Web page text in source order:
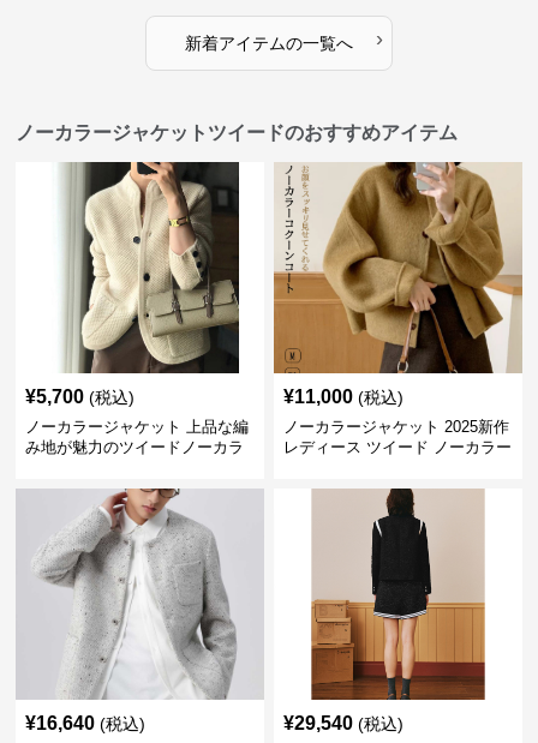
新着アイテムの一覧へ ›
ノーカラージャケットツイードのおすすめアイテム
¥5,700 (税込)
ノーカラージャケット 上品な編
み地が魅力のツイードノーカラ
¥11,000 (税込)
ノーカラージャケット 2025新作
レディース ツイード ノーカラー
¥16,640 (税込) ¥29,540 (税込)